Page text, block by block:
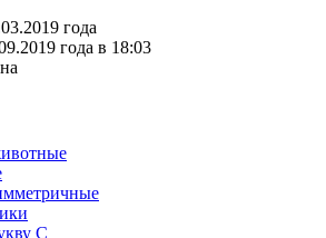
года
года в 18:03
С